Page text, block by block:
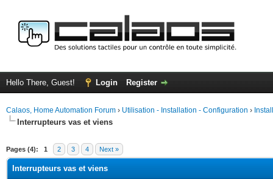
Hello There, Guest! Login Register
Calaos, Home Automation Forum › Utilisation - Installation - Configuration ›
Interrupteurs vas et viens
Pages (4): 1 2 3 4 Next »
Interrupteurs vas et viens